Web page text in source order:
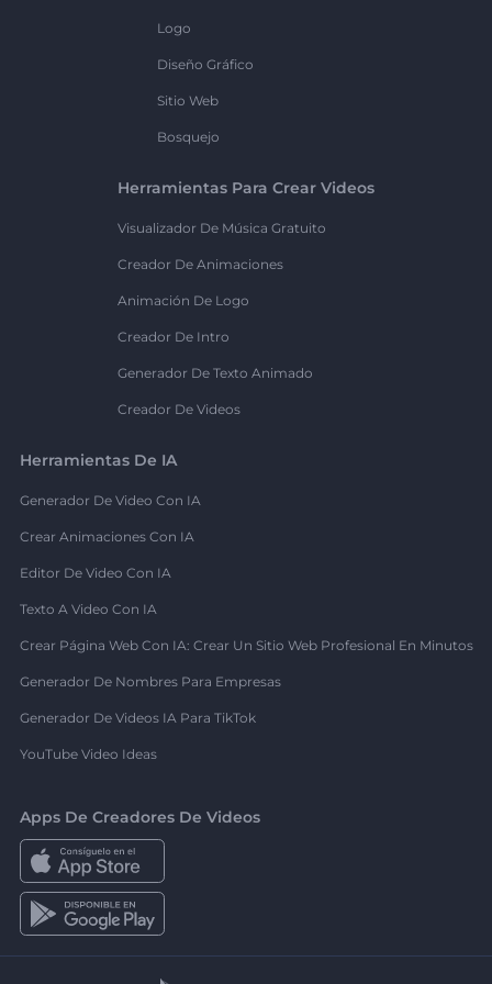
Logo
Diseño Gráfico
Sitio Web
Bosquejo
Herramientas Para Crear Videos
Visualizador De Música Gratuito
Creador De Animaciones
Animación De Logo
Creador De Intro
Generador De Texto Animado
Creador De Videos
Herramientas De IA
Generador De Video Con IA
Crear Animaciones Con IA
Editor De Video Con IA
Texto A Video Con IA
Crear Página Web Con IA: Crear Un Sitio Web Profesional En Minutos
Generador De Nombres Para Empresas
Generador De Videos IA Para TikTok
YouTube Video Ideas
Apps De Creadores De Videos